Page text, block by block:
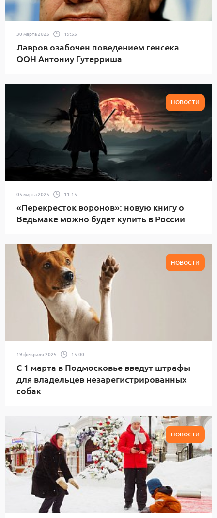
30 марта 2025 19:55
Лавров озабочен поведением генсека
ООН Антониу Гутерриша
НОВОСТИ
05 марта 2025 11:15
«Перекресток воронов»: новую книгу о
Ведьмаке можно будет купить в России
НОВОСТИ
19 февраля 2025 15:00
С 1 марта в Подмосковье введут штрафы
для владельцев незарегистрированных
собак
НОВОСТИ